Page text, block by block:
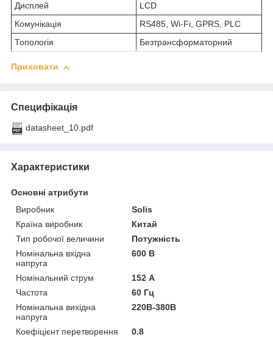
Дисплей
LCD
Комунікація
RS485, Wi-Fi, GPRS, PLC
Топологія
Безтрансформаторний
Приховати
Специфікація
datasheet_10.pdf
Характеристики
Основні атрибути
Виробник
Solis
Країна виробник
Китай
Тип робочої величини
Потужність
Номінальна вхідна
напруга
600 В
Номінальний струм
152 А
Частота
60 Гц
Номінальна вихідна
напруга
220В-380В
Коефіцієнт перетворення
0.8